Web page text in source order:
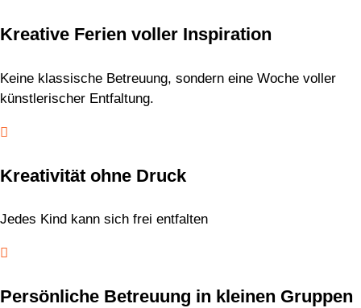
Kreative Ferien voller Inspiration
Keine klassische Betreuung, sondern eine Woche voller
künstlerischer Entfaltung.

Kreativität ohne Druck
Jedes Kind kann sich frei entfalten

Persönliche Betreuung in kleinen Gruppen